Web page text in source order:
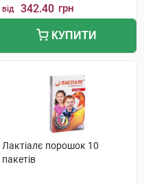
від 342.40 грн
КУПИТИ
Лактіалє порошок 10
пакетів